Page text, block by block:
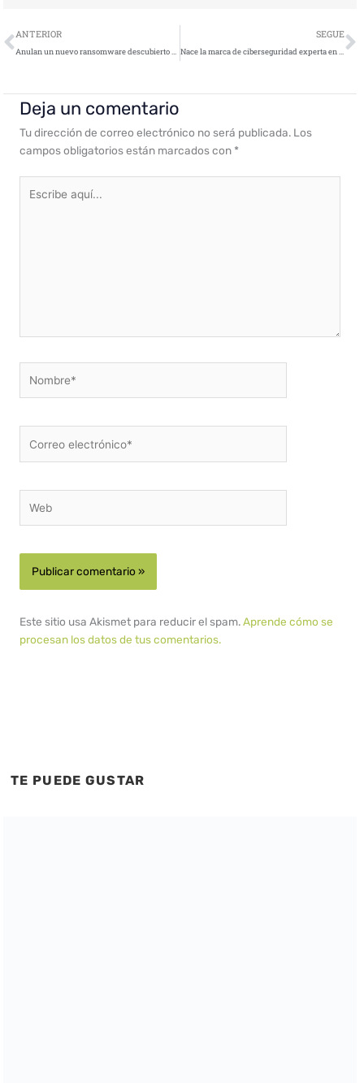
Ant
ANTERIOR
Anulan un nuevo ransomware descubierto en una app de rastreo de afectados por la COVID-19
SEGUE
Nace la marca de ciberseguridad experta en el mundo Smart
Deja un comentario
Tu dirección de correo electrónico no será publicada. Los
campos obligatorios están marcados con *
aquí...
electrónico*
Este sitio usa Akismet para reducir el spam.Aprende cómo se
procesan los datos de tus comentarios.
TE PUEDE GUSTAR